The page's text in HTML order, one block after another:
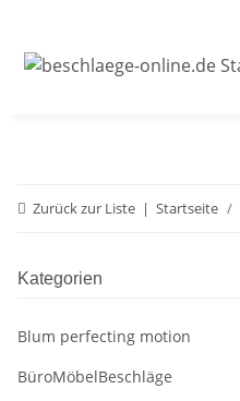
Zurück zur Liste Startseite
Kategorien
Blum perfecting motion
BüroMöbelBeschläge